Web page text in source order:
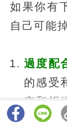
如果你有
自己可能
過度配
的感受
突和拒
和願望